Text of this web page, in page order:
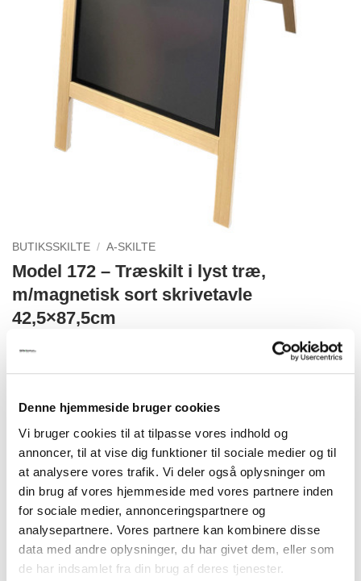
Denne hjemmeside bruger cookies
Vi bruger cookies til at tilpasse vores indhold og
annoncer, til at vise dig funktioner til sociale medier og til
at analysere vores trafik. Vi deler også oplysninger om
din brug af vores hjemmeside med vores partnere inden
for sociale medier, annonceringspartnere og
analysepartnere. Vores partnere kan kombinere disse
data med andre oplysninger, du har givet dem, eller som
de har indsamlet fra din brug af deres tjenester.
BUTIKSSKILTE / A-SKILTE
Model 172 – Træskilt i lyst træ,
m/magnetisk sort skrivetavle
42,5×87,5cm
monteret med sorte ståltavler, som kan bruges
både som skrive- og magnettavle og til plakater (inkl.
frontplade).
Skiltet er til indendørs og udendørs brug.
Markerpenne og magneter er
tilbehør
Model 172 - Træskilt i lyst træ, m/magnetisk sort skrivetavle